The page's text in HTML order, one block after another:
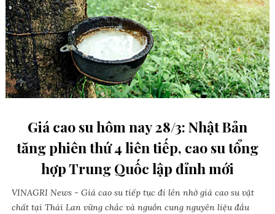
Giá cao su hôm nay 28/3: Nhật Bản
tăng phiên thứ 4 liên tiếp, cao su tổng
hợp Trung Quốc lập đỉnh mới
VINAGRI News - Giá cao su tiếp tục đi lên nhờ giá cao su vật
chất tại Thái Lan vững chắc và nguồn cung nguyên liệu đầu